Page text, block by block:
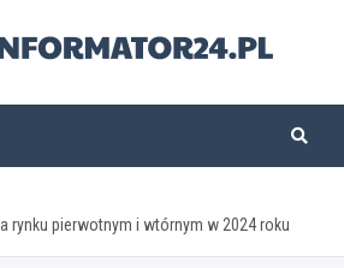
rynku pierwotnym i wtórnym w 2024 roku